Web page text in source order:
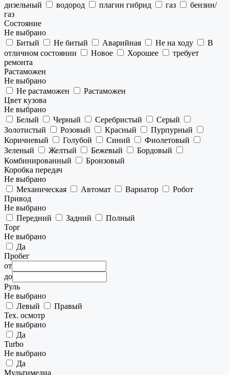
дизельный
водород плагин гибрид газ
бензин/
газ
Состояние
Не выбрано
Битый
Не битый Аварийная Не на ходу
В
отличном состоянии
Новое Хорошее
требует
ремонта
Растаможен
Не выбрано
Не растаможен
Растаможен
Цвет кузова
Не выбрано
Белый
Черный Серебристый
Серый
Золотистый
Розовый Красный
Пурпурный
Коричневый
Голубой Синий
Фиолетовый
Зеленый
Желтый Бежевый
Бордовый
Комбинированный
Бронзовый
Коробка передач
Не выбрано
Механическая
Автомат Вариатор
Робот
Привод
Не выбрано
Передний
Задний
Полный
Торг
Не выбрано
Да
Пробег
от
до
Руль
Не выбрано
Левый
Правый
Тех. осмотр
Не выбрано
Да
Turbo
Не выбрано
Да
Мультимедиа